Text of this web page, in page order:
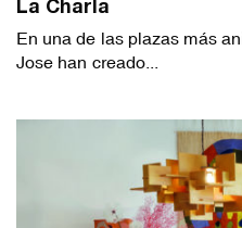
La Charla
En una de las plazas más
Jose han creado...